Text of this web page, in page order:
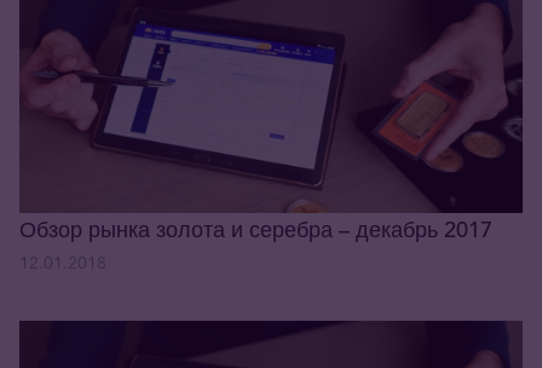
Обзор рынка золота и серебра – декабрь 2017